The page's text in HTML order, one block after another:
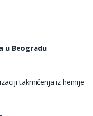
u Beogradu
takmičenja iz hemije